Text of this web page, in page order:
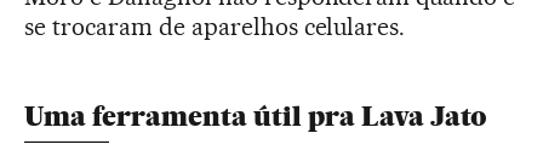
se trocaram de aparelhos celulares.
Uma ferramenta útil pra Lava Jato